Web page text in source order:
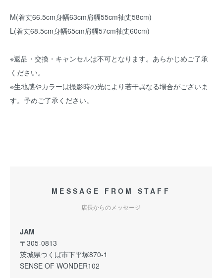
M(着丈66.5cm身幅63cm肩幅55cm袖丈58cm)
L(着丈68.5cm身幅65cm肩幅57cm袖丈60cm)
※返品・交換・キャンセルは不可となります。あらかじめご了承
ください。
※生地感やカラーは撮影時の光により若干異なる場合がございま
す。予めご了承ください。
MESSAGE FROM STAFF
店長からのメッセージ
JAM
〒305-0813
茨城県つくば市下平塚870-1
SENSE OF WONDER102